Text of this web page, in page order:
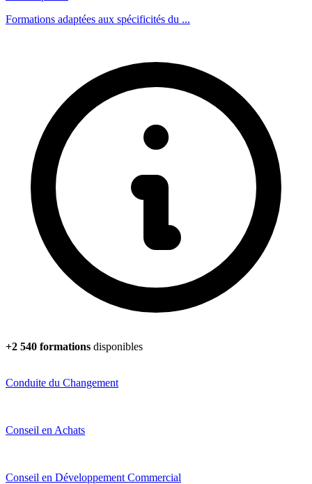
Formations adaptées aux spécificités du ...
+2 540 formations disponibles
Conduite du Changement
Conseil en Achats
Conseil en Développement Commercial